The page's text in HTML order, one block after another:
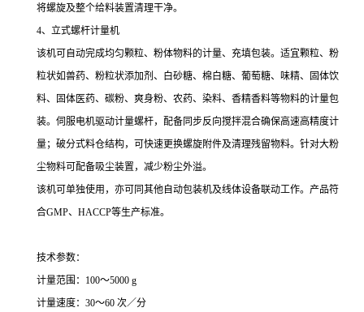
将螺旋及整个给料装置清理干净。
4、 立式螺杆计量机
该机可自动完成均匀颗粒、粉体物料的计量、充填包装。适宜颗粒、粉
粒状如兽药、粉粒状添加剂、白砂糖、棉白糖、葡萄糖、味精、固体饮
料、固体医药、碳粉、爽身粉、农药、染料、香精香料等物料的计量包
装。伺服电机驱动计量螺杆，配备同步反向搅拌混合确保高速高精度计
量；破分式料仓结构，可快速更换螺旋附件及清理残留物料。针对大粉
尘物料可配备吸尘装置，减少粉尘外溢。
该机可单独使用，亦可同其他自动包装机及线体设备联动工作。 产品符
合GMP、 HACCP等生产标准。
技术参数：
计量范围： 100～5000 g
计量速度： 30～60 次／分